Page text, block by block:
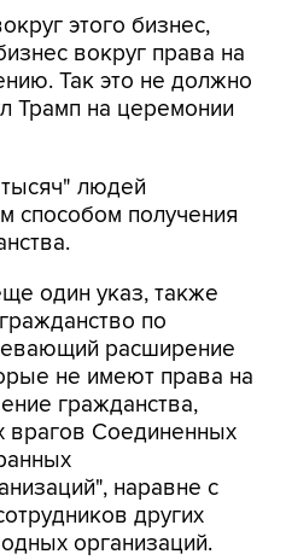
этого бизнес,
вокруг права на
Так это не должно
Трамп на церемонии
людей
способом получения
один указ, также
по
расширение
не имеют права на
гражданства,
врагов Соединенных
наравне с
других
организаций.